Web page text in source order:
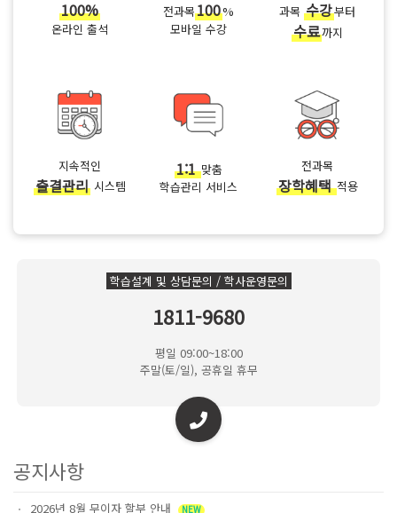
100%
온라인 출석
전과목100%
모바일 수강
과목수강부터
수료까지
지속적인
출결관리시스템
1:1맞춤
학습관리 서비스
전과목
장학혜택적용
학습설계 및 상담문의 / 학사운영문의
1811-9680
평일 09:00~18:00
주말(토/일), 공휴일 휴무
공지사항
2026년 8월 무이자 할부 안내 NEW